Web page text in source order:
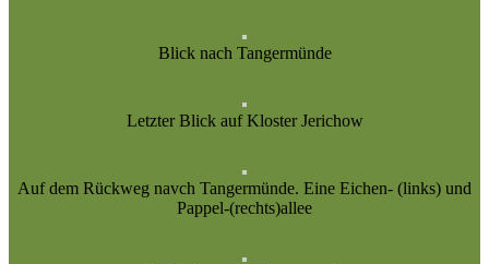
Blick nach Tangermünde
Letzter Blick auf Kloster Jerichow
Auf dem Rückweg navch Tangermünde. Eine Eichen- (links) und
Pappel-(rechts)allee